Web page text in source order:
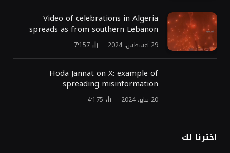
Video of celebrations in Algeria
spreads as from southern Lebanon
29 أغسطس، 2024 7٬157
Hoda Jannat on X: example of
spreading misinformation
20 يناير، 2024 4٬175
اخترنا لك